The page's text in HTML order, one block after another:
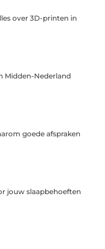
over 3D-printen in
Midden-Nederland
goede afspraken
jouw slaapbehoeften